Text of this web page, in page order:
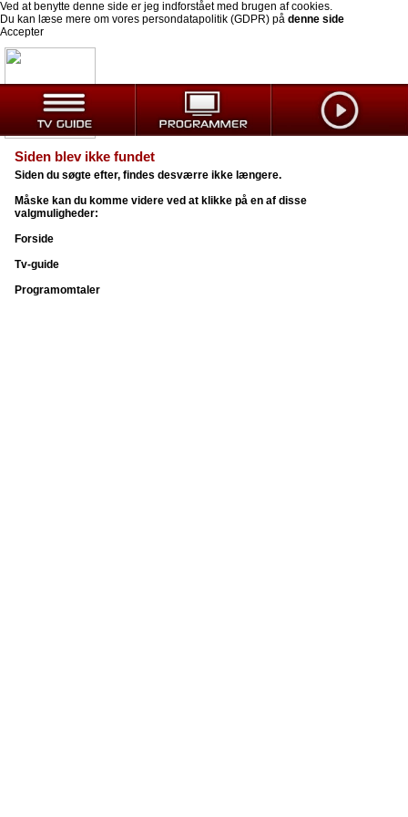
Ved at benytte denne side er jeg indforstået med brugen af cookies.
Du kan læse mere om vores persondatapolitik (GDPR) på denne side
Accepter
Siden blev ikke fundet
Siden du søgte efter, findes desværre ikke længere.
Måske kan du komme videre ved at klikke på en af disse
valgmuligheder:
Forside
Tv-guide
Programomtaler